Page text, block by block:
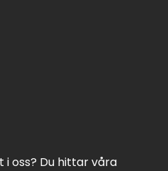
i oss? Du hittar våra